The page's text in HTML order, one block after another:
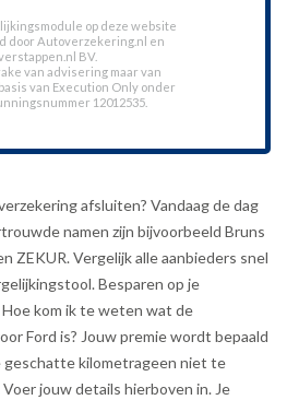
op deze website
door Autoverzekering.nl en
BV.
van advisering maar van
van Execution Only onder
12012535.
afsluiten? Vandaag de dag
namen zijn bijvoorbeeld Bruns
ZEKUR. Vergelijk alle aanbieders snel
Besparen op je
kom ik te weten wat de
Ford is? Jouw premie wordt bepaald
geschatte kilometrageen niet te
jouw details hierboven in. Je